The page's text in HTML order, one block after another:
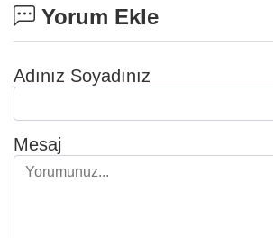
Yorum Ekle
Adınız Soyadınız
Mesaj